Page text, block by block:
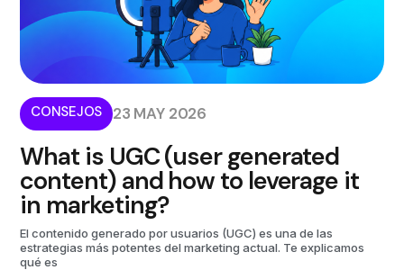
CONSEJOS 23 MAY 2026
What is UGC (user generated
content) and how to leverage it
in marketing?
El contenido generado por usuarios (UGC) es una de las
estrategias más potentes del marketing actual. Te explicamos
qué es